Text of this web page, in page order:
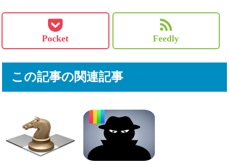
Pocket Feedly
この記事の関連記事